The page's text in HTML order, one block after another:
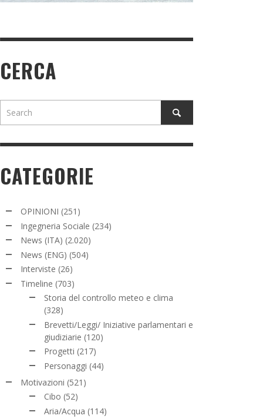
CERCA
CATEGORIE
OPINIONI (251)
Ingegneria Sociale (234)
News (ITA) (2.020)
News (ENG) (504)
Interviste (26)
Timeline (703)
Storia del controllo meteo e clima
(328)
Brevetti/Leggi/ Iniziative parlamentari e
giudiziarie (120)
Progetti (217)
Personaggi (44)
Motivazioni (521)
Cibo (52)
Aria/Acqua (114)